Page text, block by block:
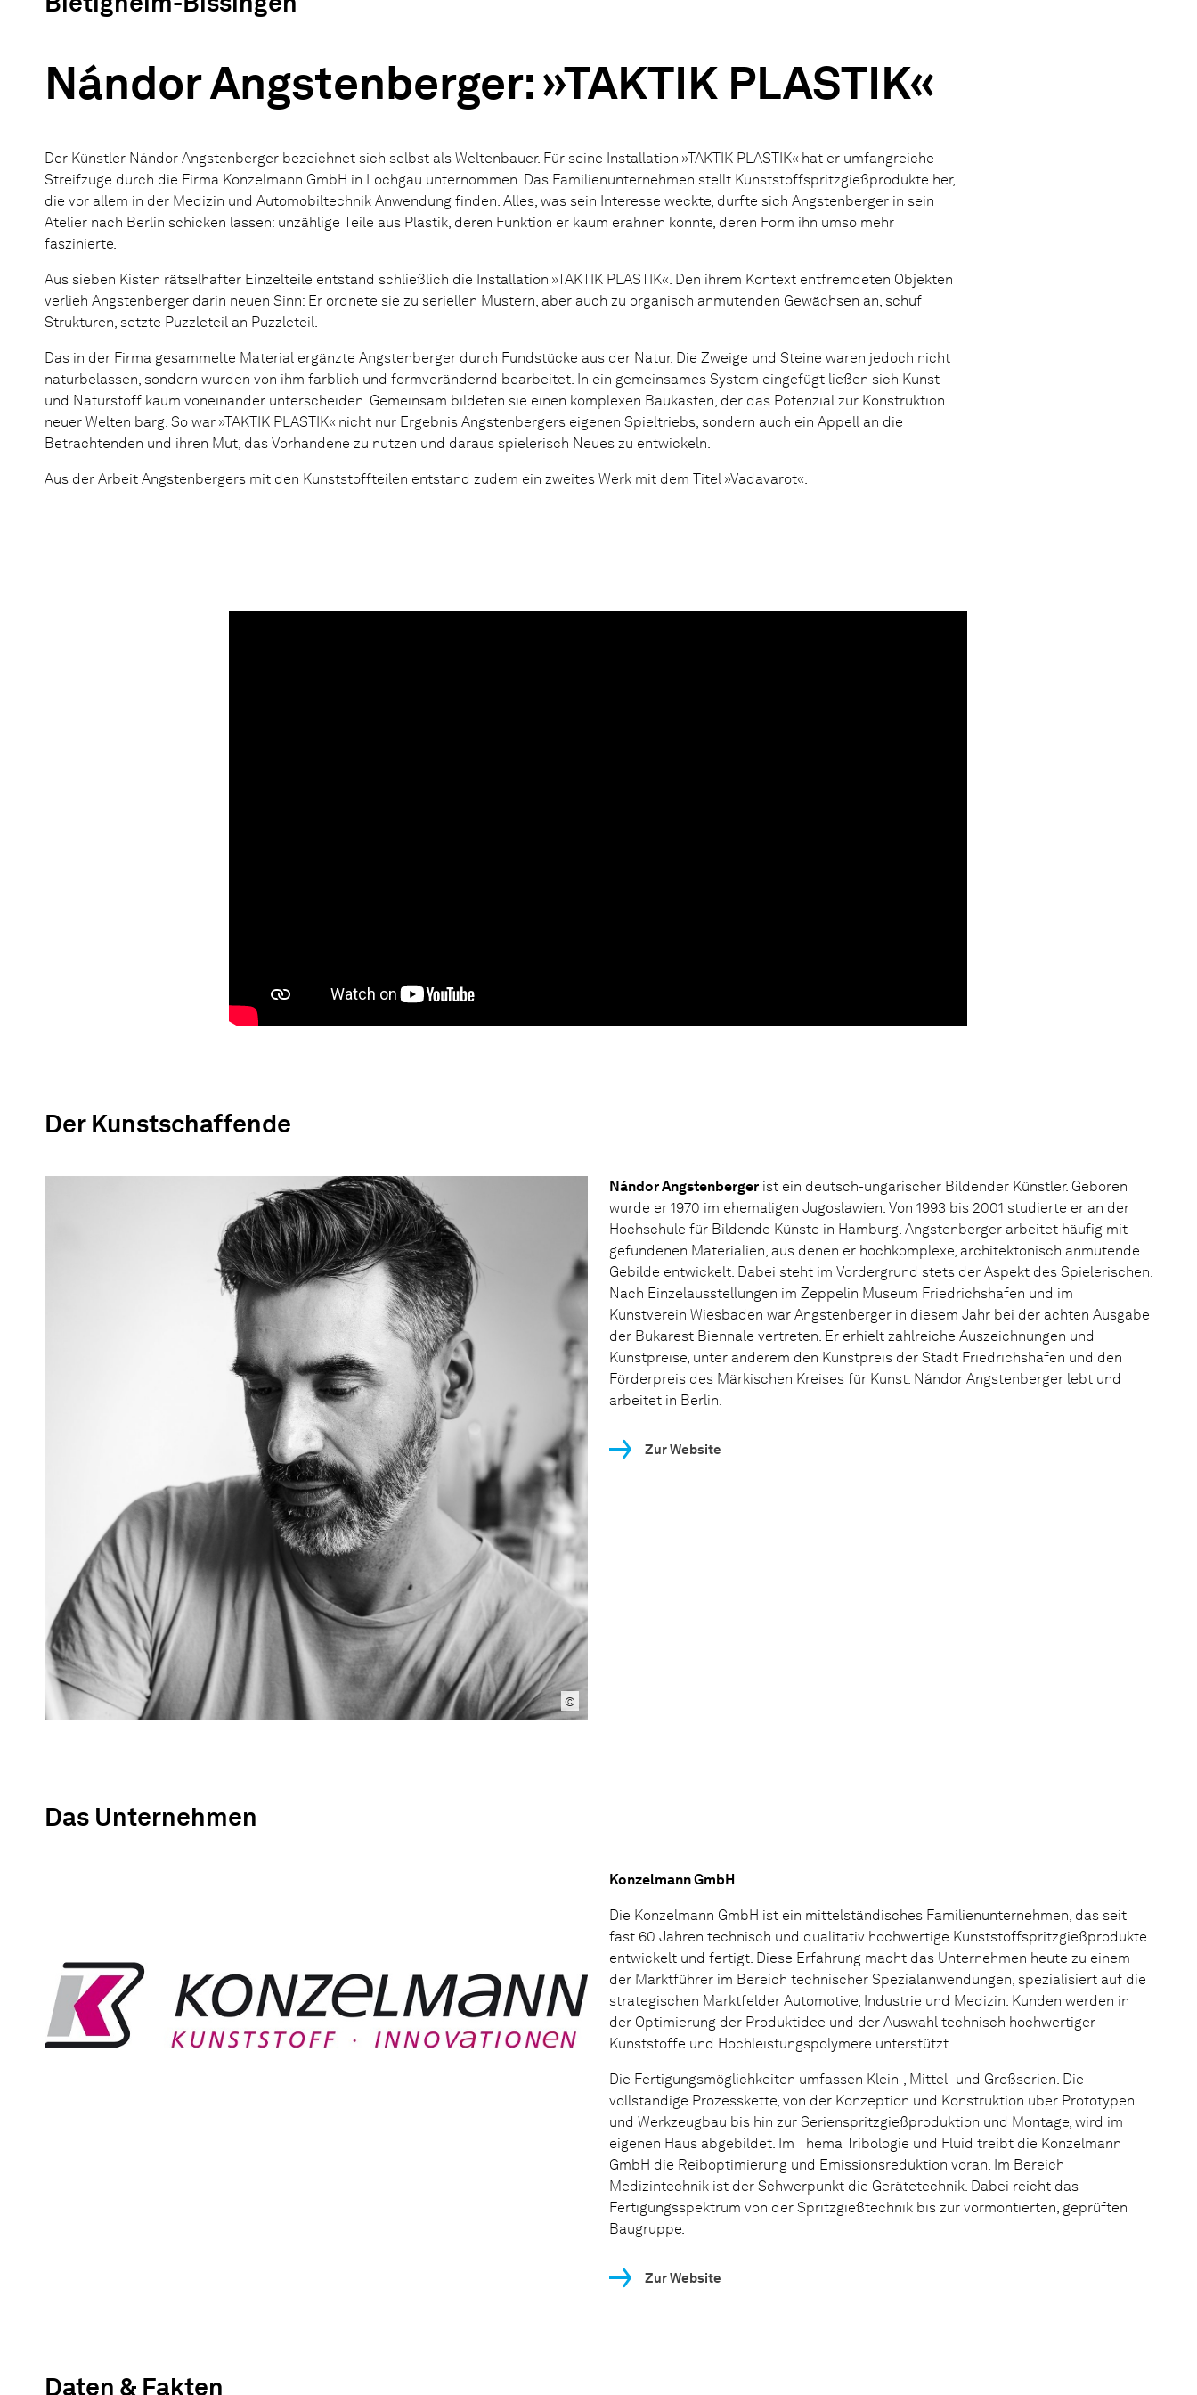
Nándor Angstenberger: »TAKTIK PLASTIK«
Der Künstler Nándor Angstenberger bezeichnet sich selbst als Weltenbauer. Für seine Installation »TAKTIK PLASTIK« hat er umfangreiche
Streifzüge durch die Firma Konzelmann GmbH in Löchgau unternommen. Das Familienunternehmen stellt Kunststoffspritzgießprodukte her,
die vor allem in der Medizin und Automobiltechnik Anwendung finden. Alles, was sein Interesse weckte, durfte sich Angstenberger in sein
Atelier nach Berlin schicken lassen: unzählige Teile aus Plastik, deren Funktion er kaum erahnen konnte, deren Form ihn umso mehr
faszinierte.
Aus sieben Kisten rätselhafter Einzelteile entstand schließlich die Installation »TAKTIK PLASTIK«. Den ihrem Kontext entfremdeten Objekten
verlieh Angstenberger darin neuen Sinn: Er ordnete sie zu seriellen Mustern, aber auch zu organisch anmutenden Gewächsen an, schuf
Strukturen, setzte Puzzleteil an Puzzleteil.
Das in der Firma gesammelte Material ergänzte Angstenberger durch Fundstücke aus der Natur. Die Zweige und Steine waren jedoch nicht
naturbelassen, sondern wurden von ihm farblich und formverändernd bearbeitet. In ein gemeinsames System eingefügt ließen sich Kunst-
und Naturstoff kaum voneinander unterscheiden. Gemeinsam bildeten sie einen komplexen Baukasten, der das Potenzial zur Konstruktion
neuer Welten barg. So war »TAKTIK PLASTIK« nicht nur Ergebnis Angstenbergers eigenen Spieltriebs, sondern auch ein Appell an die
Betrachtenden und ihren Mut, das Vorhandene zu nutzen und daraus spielerisch Neues zu entwickeln.
Aus der Arbeit Angstenbergers mit den Kunststoffteilen entstand zudem ein zweites Werk mit dem Titel »Vadavarot«.
Der Kunstschaffende
©
Nándor Angstenberger ist ein deutsch-ungarischer Bildender Künstler. Geboren
wurde er 1970 im ehemaligen Jugoslawien. Von 1993 bis 2001 studierte er an der
Hochschule für Bildende Künste in Hamburg. Angstenberger arbeitet häufig mit
gefundenen Materialien, aus denen er hochkomplexe, architektonisch anmutende
Gebilde entwickelt. Dabei steht im Vordergrund stets der Aspekt des Spielerischen.
Nach Einzelausstellungen im Zeppelin Museum Friedrichshafen und im
Kunstverein Wiesbaden war Angstenberger in diesem Jahr bei der achten Ausgabe
der Bukarest Biennale vertreten. Er erhielt zahlreiche Auszeichnungen und
Kunstpreise, unter anderem den Kunstpreis der Stadt Friedrichshafen und den
Förderpreis des Märkischen Kreises für Kunst. Nándor Angstenberger lebt und
arbeitet in Berlin.
Zur Website
Das Unternehmen
Konzelmann GmbH
Die Konzelmann GmbH ist ein mittelständisches Familienunternehmen, das seit
fast 60 Jahren technisch und qualitativ hochwertige Kunststoffspritzgießprodukte
entwickelt und fertigt. Diese Erfahrung macht das Unternehmen heute zu einem
der Marktführer im Bereich technischer Spezialanwendungen, spezialisiert auf die
strategischen Marktfelder Automotive, Industrie und Medizin. Kunden werden in
der Optimierung der Produktidee und der Auswahl technisch hochwertiger
Kunststoffe und Hochleistungspolymere unterstützt.
Die Fertigungsmöglichkeiten umfassen Klein-, Mittel- und Großserien. Die
vollständige Prozesskette, von der Konzeption und Konstruktion über Prototypen
und Werkzeugbau bis hin zur Serienspritzgießproduktion und Montage, wird im
eigenen Haus abgebildet. Im Thema Tribologie und Fluid treibt die Konzelmann
GmbH die Reiboptimierung und Emissionsreduktion voran. Im Bereich
Medizintechnik ist der Schwerpunkt die Gerätetechnik. Dabei reicht das
Fertigungsspektrum von der Spritzgießtechnik bis zur vormontierten, geprüften
Baugruppe.
Zur Website
Daten & Fakten